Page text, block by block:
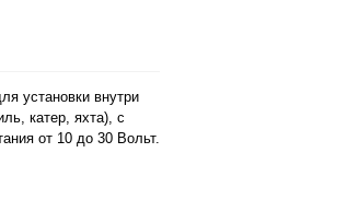
установки внутри
катер, яхта), с
от 10 до 30 Вольт.